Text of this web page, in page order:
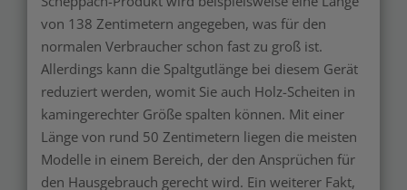
von 138 Zentimetern angegeben, was für den
normalen Verbraucher schon fast zu groß ist.
Allerdings kann die Spaltgutlänge bei diesem Gerät
reduziert werden, womit Sie auch Holz-Scheiten in
kamingerechter Größe spalten können. Mit einer
Länge von rund 50 Zentimetern liegen die meisten
Modelle in einem Bereich, der den Ansprüchen für
den Hausgebrauch gerecht wird. Ein weiterer Fakt,